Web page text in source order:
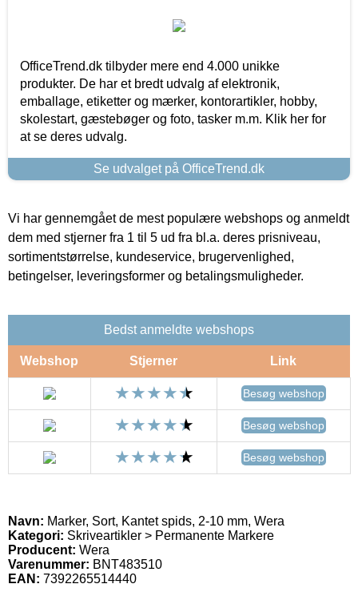
OfficeTrend.dk tilbyder mere end 4.000 unikke
produkter. De har et bredt udvalg af elektronik,
emballage, etiketter og mærker, kontorartikler, hobby,
skolestart, gæstebøger og foto, tasker m.m. Klik her for
at se deres udvalg.
Se udvalget på OfficeTrend.dk
Vi har gennemgået de mest populære webshops og anmeldt
dem med stjerner fra 1 til 5 ud fra bl.a. deres prisniveau,
sortimentstørrelse, kundeservice, brugervenlighed,
betingelser, leveringsformer og betalingsmuligheder.
Bedst anmeldte webshops
Webshop Stjerner Link
Besøg webshop
Besøg webshop
Besøg webshop
Navn: Marker, Sort, Kantet spids, 2-10 mm, Wera
Kategori: Skriveartikler > Permanente Markere
Producent: Wera
Varenummer: BNT483510
EAN: 7392265514440